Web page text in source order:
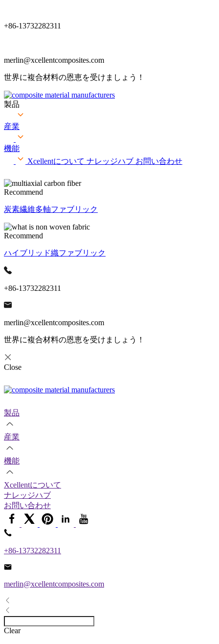
+86-13732282311
merlin@xcellentcomposites.com
世界に複合材料の恩恵を受けましょう！
製品
産業
機能
Xcellentについて ナレッジハブ お問い合わせ
Recommend
炭素繊維多軸ファブリック
Recommend
ハイブリッド織ファブリック
+86-13732282311
merlin@xcellentcomposites.com
世界に複合材料の恩恵を受けましょう！
Close
製品
産業
機能
Xcellentについて
ナレッジハブ
お問い合わせ
+86-13732282311
merlin@xcellentcomposites.com
Clear